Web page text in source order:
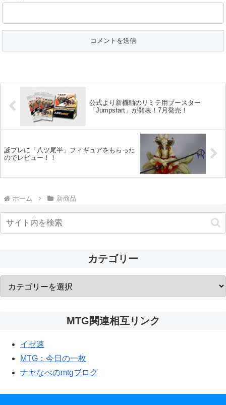
公式より新機軸のリミテ用ブースター
「Jumpstart」が発表！7月発売！
誕プレに「八ツ尾半」フィギュアをもらった
のでレビュー！！
ホーム 新商品
カテゴリー
MTG関連相互リンク
イゼ速
MTG：今日の一枚
ナヤなべのmtgブログ